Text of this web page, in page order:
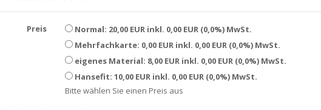
Preis
Normal: 20,00 EUR inkl. 0,00 EUR (0,0%) MwSt.
Mehrfachkarte: 0,00 EUR inkl. 0,00 EUR (0,0%) MwSt.
eigenes Material: 8,00 EUR inkl. 0,00 EUR (0,0%) MwSt.
Hansefit: 10,00 EUR inkl. 0,00 EUR (0,0%) MwSt.
Bitte wählen Sie einen Preis aus